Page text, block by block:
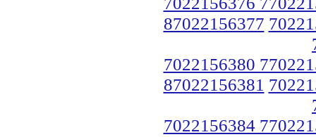
87022156377
7022156380
87022156381
7022156384